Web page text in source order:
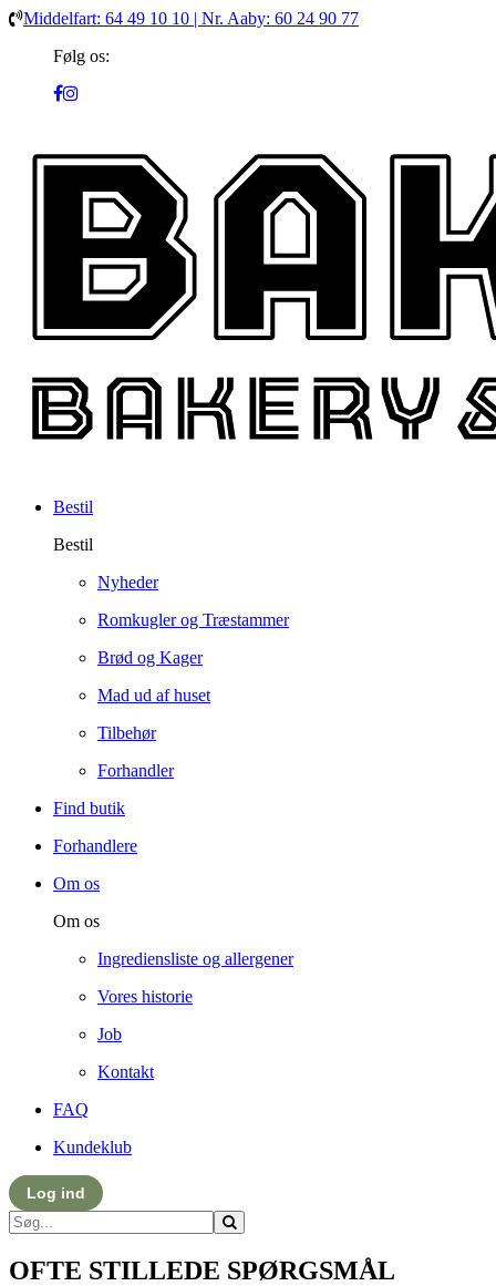
Middelfart: 64 49 10 10 | Nr. Aaby: 60 24 90 77
Følg os:
Bestil
Bestil
Nyheder
Romkugler og Træstammer
Brød og Kager
Mad ud af huset
Tilbehør
Forhandler
Find butik
Forhandlere
Om os
Om os
Ingrediensliste og allergener
Vores historie
Job
Kontakt
FAQ
Kundeklub
Log ind
OFTE STILLEDE SPØRGSMÅL